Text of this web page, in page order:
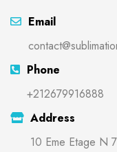
Email
Phone
+212679916888
Address
10 Eme Etage N